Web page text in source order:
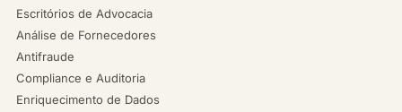
Escritórios de Advocacia
Análise de Fornecedores
Antifraude
Compliance e Auditoria
Enriquecimento de Dados